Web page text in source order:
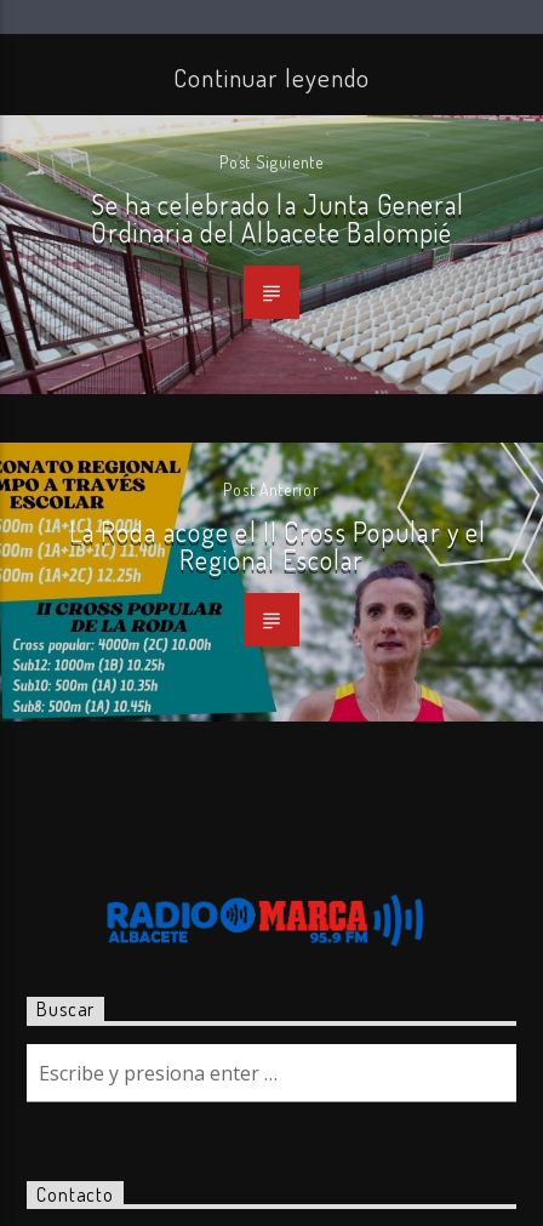
Continuar leyendo
Post Siguiente
Se ha celebrado la Junta General
Ordinaria del Albacete Balompié
Post Anterior
La Roda acoge el II Cross Popular y el
Regional Escolar
Buscar
Contacto